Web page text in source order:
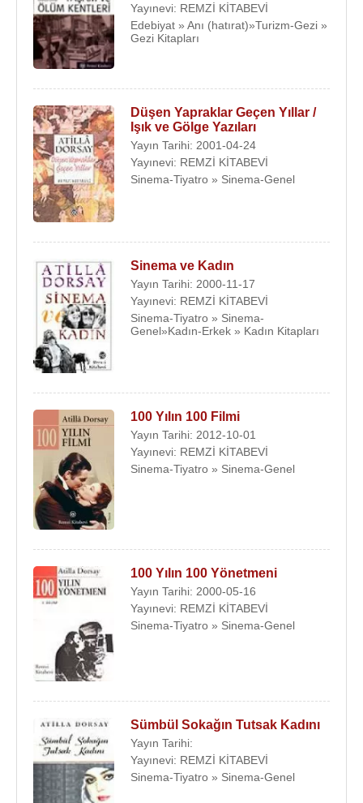
Yayınevi: REMZİ KİTABEVİ
Edebiyat » Anı (hatırat)»Turizm-Gezi »
Gezi Kitapları
Düşen Yapraklar Geçen Yıllar /
Işık ve Gölge Yazıları
Yayın Tarihi: 2001-04-24
Yayınevi: REMZİ KİTABEVİ
Sinema-Tiyatro » Sinema-Genel
Sinema ve Kadın
Yayın Tarihi: 2000-11-17
Yayınevi: REMZİ KİTABEVİ
Sinema-Tiyatro » Sinema-
Genel»Kadın-Erkek » Kadın Kitapları
100 Yılın 100 Filmi
Yayın Tarihi: 2012-10-01
Yayınevi: REMZİ KİTABEVİ
Sinema-Tiyatro » Sinema-Genel
100 Yılın 100 Yönetmeni
Yayın Tarihi: 2000-05-16
Yayınevi: REMZİ KİTABEVİ
Sinema-Tiyatro » Sinema-Genel
Sümbül Sokağın Tutsak Kadını
Yayın Tarihi:
Yayınevi: REMZİ KİTABEVİ
Sinema-Tiyatro » Sinema-Genel